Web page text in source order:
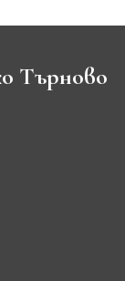
Търново